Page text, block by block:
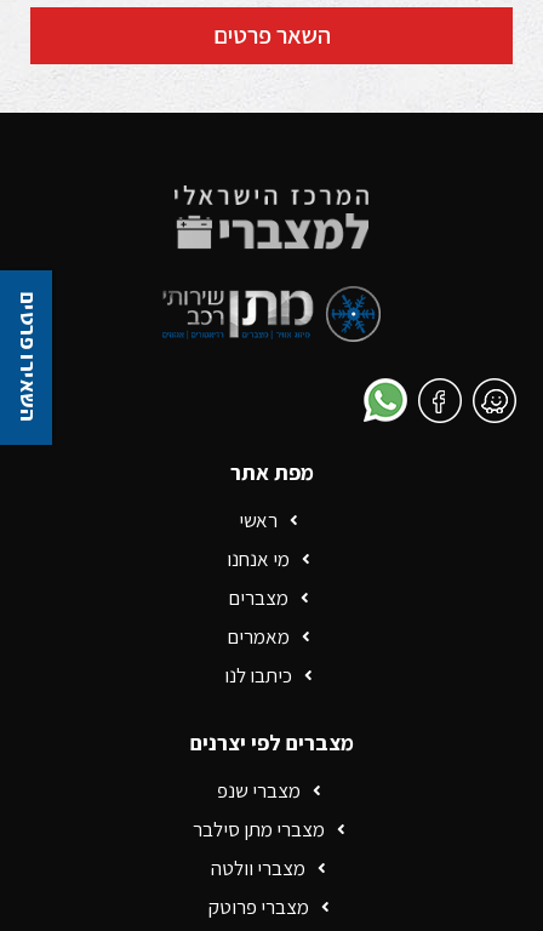
השאר פרטים
מפת אתר
ראשי
מי אנחנו
מצברים
מאמרים
כיתבו לנו
מצברים לפי יצרנים
מצברי שנפ
מצברי מתן סילבר
מצברי וולטה
מצברי פרוטק
השאירו פרטים